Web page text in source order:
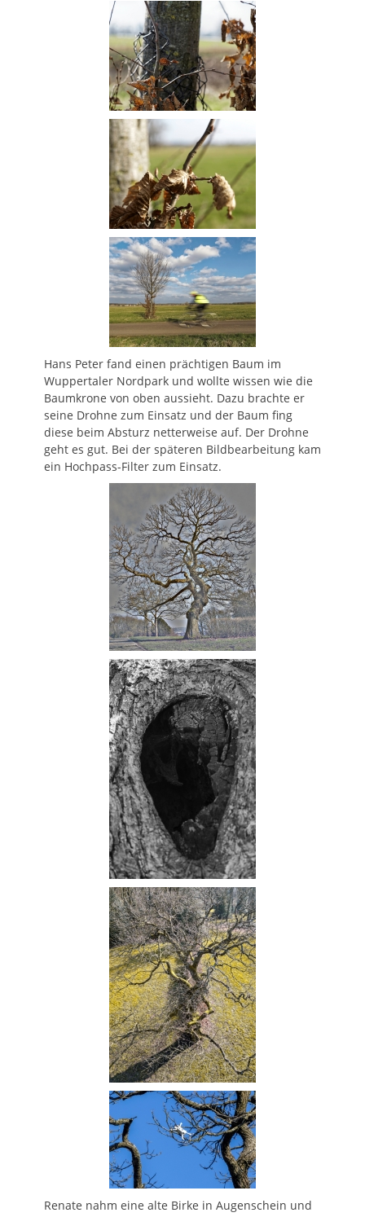
Hans Peter fand einen prächtigen Baum im
Wuppertaler Nordpark und wollte wissen wie die
Baumkrone von oben aussieht. Dazu brachte er
seine Drohne zum Einsatz und der Baum fing
diese beim Absturz netterweise auf. Der Drohne
geht es gut. Bei der späteren Bildbearbeitung kam
ein Hochpass-Filter zum Einsatz.
Renate nahm eine alte Birke in Augenschein und